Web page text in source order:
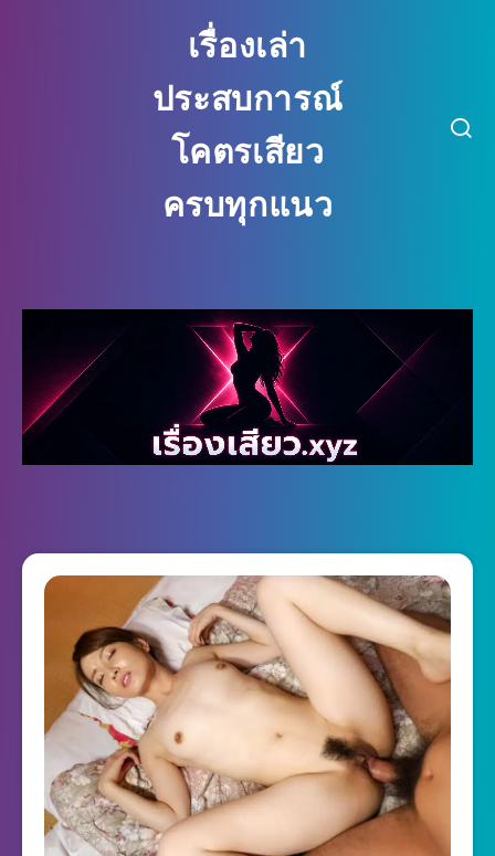
เรื่องเล่า
ประสบการณ์
โคตรเสียว
ครบทุกแนว